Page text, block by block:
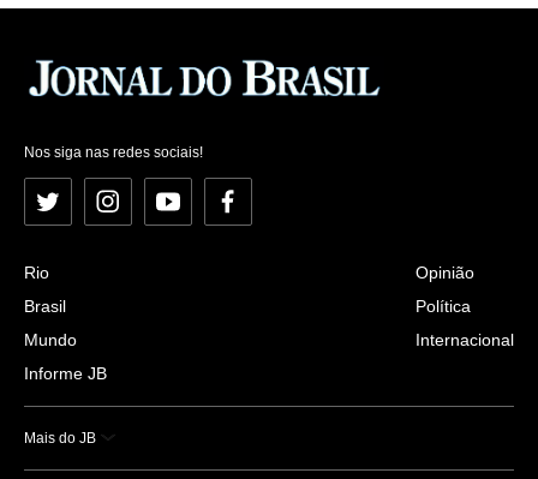
Nos siga nas redes sociais!
Twitter InstagramYouTubeFacebook
Rio
Brasil
Mundo
Informe JB
Opinião
Política
Internacional
Mais do JB
Esportes